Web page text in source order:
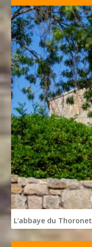
L'abbaye du Thoronet